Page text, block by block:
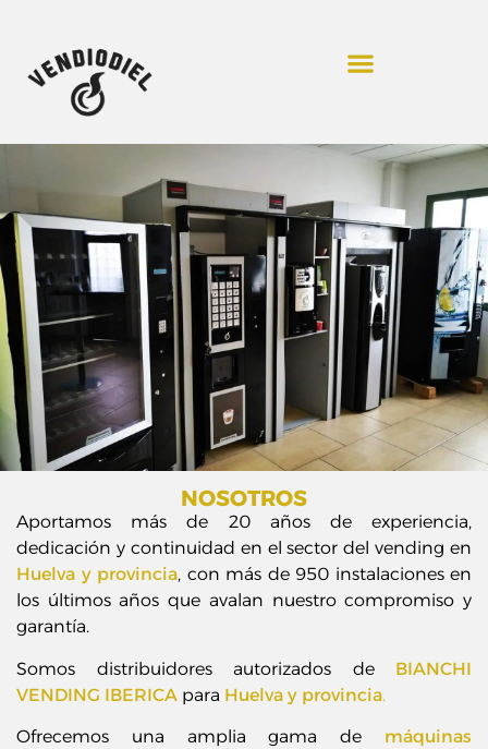
NOSOTROS
Aportamos más de 20 años de experiencia,
dedicación y continuidad en el sector del vending en
Huelva y provincia, con más de 950 instalaciones en
los últimos años que avalan nuestro compromiso y
garantía.
Somos distribuidores autorizados de BIANCHI
VENDING IBERICA para Huelva y provincia.
Ofrecemos una amplia gama de máquinas